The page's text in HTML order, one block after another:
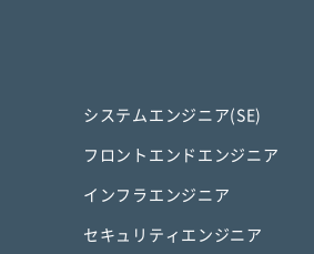
システムエンジニア(SE)
フロントエンドエンジニア
インフラエンジニア
セキュリティエンジニア